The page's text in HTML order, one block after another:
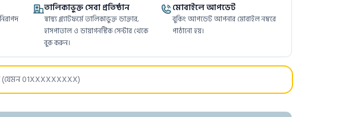
তালিকাভুক্ত সেবা প্রতিষ্ঠান
স্বাস্থ্য প্ল্যাটফর্মে তালিকাভুক্ত ডাক্তার,
হাসপাতাল ও ডায়াগনস্টিক সেন্টার থেকে
বুক করুন।
মোবাইলে আপডেট
বুকিং আপডেট আপনার মোবাইল নম্বরে
পাঠানো হয়।